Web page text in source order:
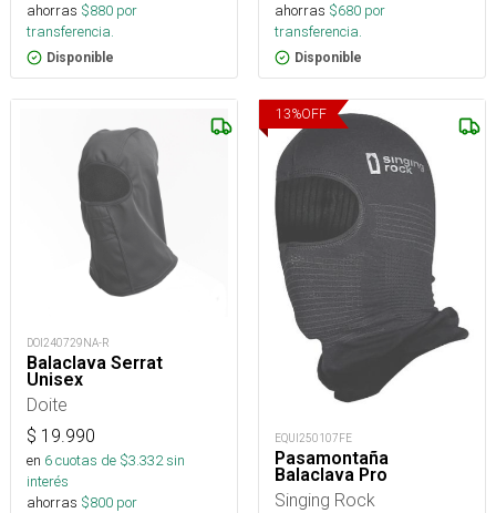
ahorras $880 por
transferencia.
Disponible
ahorras $680 por
transferencia.
Disponible
DOI240729NA-R
Balaclava Serrat
Unisex
Doite
$ 19.990
en 6cuotas de $3.332sin
interés
ahorras $800 por
13%OFF
EQUI250107FE
Pasamontaña
Balaclava Pro
Singing Rock